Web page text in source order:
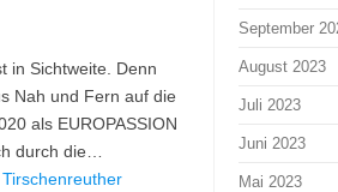
in Sichtweite. Denn
Nah und Fern auf die
als EUROPASSION
durch die…
September
August 2023
Juli 2023
Juni 2023
Mai 2023